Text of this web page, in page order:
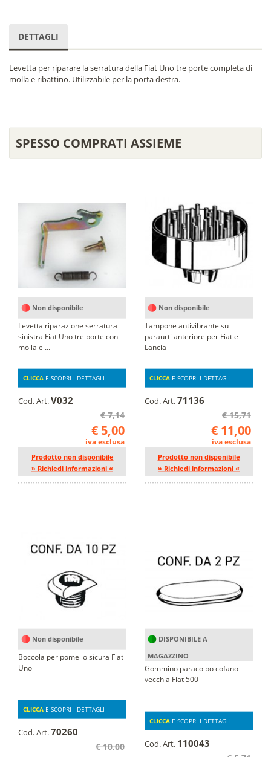
DETTAGLI
Levetta per riparare la serratura della Fiat Uno tre porte completa di
molla e ribattino. Utilizzabile per la porta destra.
SPESSO COMPRATI ASSIEME
Non disponibile
Levetta riparazione serratura
sinistra Fiat Uno tre porte con
molla e ...
CLICCA E SCOPRI I DETTAGLI
Cod. Art.V032
€ 7,14
€ 5,00
iva esclusa
Prodotto non disponibile
» Richiedi informazioni «
Non disponibile
Tampone antivibrante su
paraurti anteriore per Fiat e
Lancia
CLICCA E SCOPRI I DETTAGLI
Cod. Art.71136
€ 15,71
€ 11,00
iva esclusa
Prodotto non disponibile
» Richiedi informazioni «
Non disponibile
Boccola per pomello sicura Fiat
Uno
CLICCA E SCOPRI I DETTAGLI
Cod. Art.70260
€ 10,00
DISPONIBILE A
MAGAZZINO
Gommino paracolpo cofano
vecchia Fiat 500
CLICCA E SCOPRI I DETTAGLI
Cod. Art. 110043